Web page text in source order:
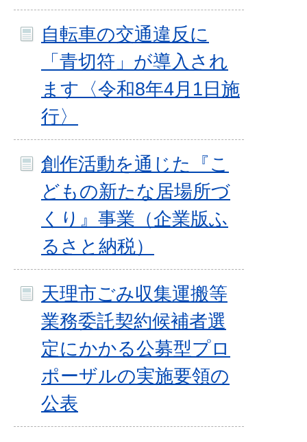
自転車の交通違反に
「青切符」が導入され
ます〈令和8年4月1日施
行〉
創作活動を通じた『こ
どもの新たな居場所づ
くり』事業（企業版ふ
るさと納税）
天理市ごみ収集運搬等
業務委託契約候補者選
定にかかる公募型プロ
ポーザルの実施要領の
公表